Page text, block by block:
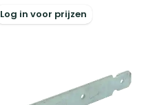
Log in voor prijzen